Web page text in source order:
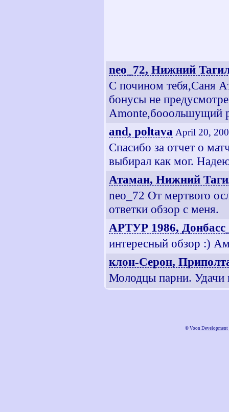
neo_72, Нижний
С почином тебя,Саня
бонусы не
Amоnte,бооольшущий
and, poltava April 20,
Спасибо за отчет о
выбирал как мог.
Атаман, Нижний
neo_72 От мертвого
ответки обзор с меня.
АРТУР 1986,
интересный обзор :)
клон-Серон,
Молодцы парни. Удачи
© Voon Development